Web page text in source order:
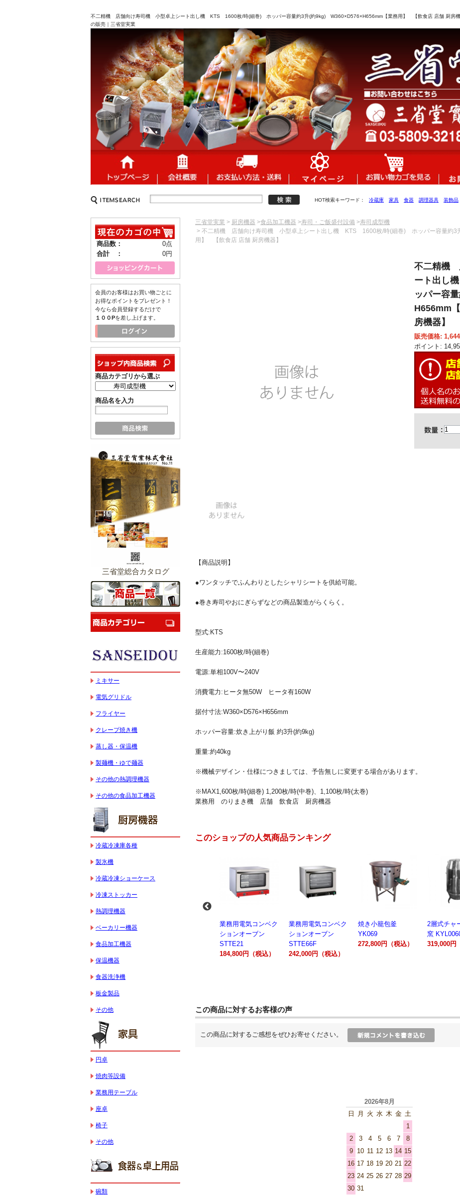
不二精機 店舗向け寿司機 小型卓上シート出し機 KTS 1600枚/時(細巻) ホッパー容量約3升(約9kg) W360×D576×H656mm【業務用】 【飲食店 店舗 厨房機
の販売｜三省堂実業
HOT検索キーワード： 冷蔵庫 家具 食器 調理器具 装飾品
三省堂実業 > 厨房機器 >食品加工機器 >寿司・ご飯盛付設備 >寿司成型機
> 不二精機 店舗向け寿司機 小型卓上シート出し機 KTS 1600枚/時(細巻) ホッパー容量約3
用】 【飲食店 店舗 厨房機器】
不二精機
ート出し
ッパー容
H656mm
房機器】
販売価格:
ポイント:
【商品説明】
●ワンタッチでふんわりとしたシャリシートを供給可能。
●巻き寿司やおにぎらずなどの商品製造がらくらく。
型式:KTS
生産能力:1600枚/時(細巻)
電源:単相100V〜240V
消費電力:ヒータ無50W ヒータ有160W
据付寸法:W360×D576×H656mm
ホッパー容量:炊き上がり飯 約3升(約9kg)
重量:約40kg
※機械デザイン・仕様につきましては、予告無しに変更する場合があります。
※MAX1,600枚/時(細巻) 1,200枚/時(中巻)、1,100枚/時(太巻)
業務用 のりまき機 店舗 飲食店 厨房機器
このショップの人気商品ランキング
業務用スパイラルミ
HTHS30IN
業務用電気コンベク
ションオーブン
STTE66F
242,000円（税込）
焼き小籠包釜
YK069
272,800円（税込）
2層式チャーシュー
窯 KYL00602A
319,000円（税込）
電動製麺機
300A
162,800円
この商品に対するお客様の声
この商品に対するご感想をぜひお寄せください。
商品数：
0点
合計 ：
0円
会員のお客様はお買い物ごとに
お得なポイントをプレゼント！
今なら会員登録するだけで
１００Pを差し上げます。
商品カテゴリから選ぶ
商品名を入力
三省堂総合カタログ
ミキサー
電気グリドル
フライヤー
クレープ焼き機
蒸し器・保温機
製麺機・ゆで麺器
その他の熱調理機器
その他の食品加工機器
冷蔵冷凍庫各種
製氷機
冷蔵冷凍ショーケース
冷凍ストッカー
熱調理機器
ベーカリー機器
食品加工機器
保温機器
食器洗浄機
板金製品
その他
円卓
焼肉等設備
業務用テーブル
座卓
椅子
その他
碗類
2026年8月
日
月 火 水 木 金 土
1
2
3 4 5 6 7
8
9
10 11 12 13 14 15
16 17 18 19 20 21 22
23 24 25 26 27 28 29
30 31